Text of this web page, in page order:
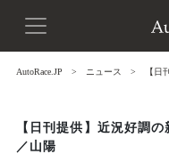
AutoRace.JP ニュース 【日
【日刊提供】近況好調
／山陽